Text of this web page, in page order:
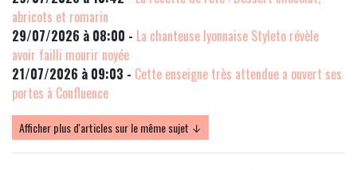
abricots et romarin
29/07/2026 à 08:00 - La chanteuse lyonnaise Styleto révèle
avoir failli mourir noyée
21/07/2026 à 09:03 - Cette enseigne très attendue a ouvert ses
portes à Confluence
Afficher plus d'articles sur le même sujet ↓